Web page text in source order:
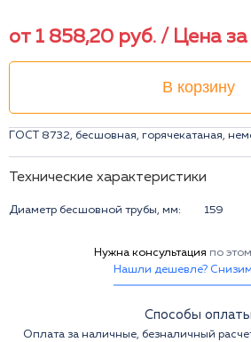
от 1 858,20 руб. / Цена за
В корзину
ГОСТ 8732, бесшовная, горячекатаная,
Технические характеристики
Диаметр бесшовной трубы, мм: 159
Нужна консультация по
Нашли дешевле?
Способы оплаты
Оплата за наличные, безналичный